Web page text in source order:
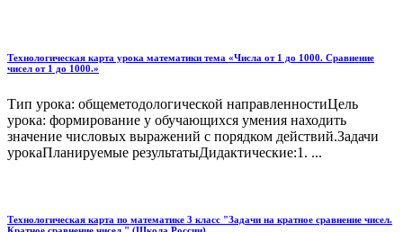
Технологическая карта урока математики тема «Числа от 1 до 1000. Сравнение
чисел от 1 до 1000.»
Тип урока: общеметодологической направленностиЦель
урока: формирование у обучающихся умения находить
значение числовых выражений с порядком действий.Задачи
урокаПланируемые результатыДидактические:1. ...
Технологическая карта по математике 3 класс "Задачи на кратное сравнение чисел.